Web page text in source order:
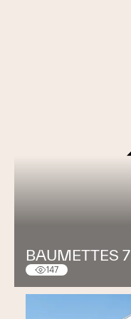
EBEL SA, La
Manufacture
Pierre Studer,
responsable
BAUMETTES
147